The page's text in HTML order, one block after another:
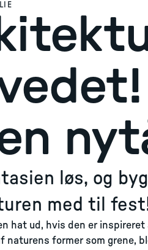
løs, og
med til
hat ud, hvis den er
naturens former som grene,